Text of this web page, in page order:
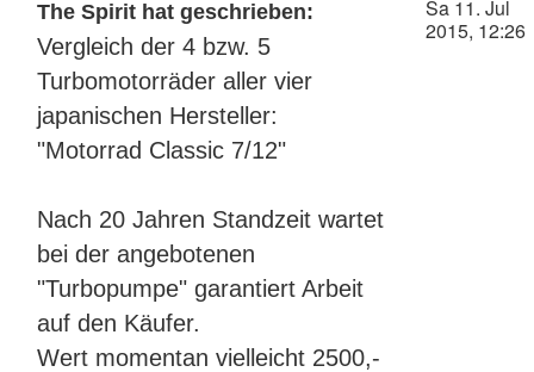
Sa 11. Jul
2015, 12:26
The Spirit hat geschrieben:
Vergleich der 4 bzw. 5
Turbomotorräder aller vier
japanischen Hersteller:
"Motorrad Classic 7/12"
Nach 20 Jahren Standzeit wartet
bei der angebotenen
"Turbopumpe" garantiert Arbeit
auf den Käufer.
Wert momentan vielleicht 2500,-